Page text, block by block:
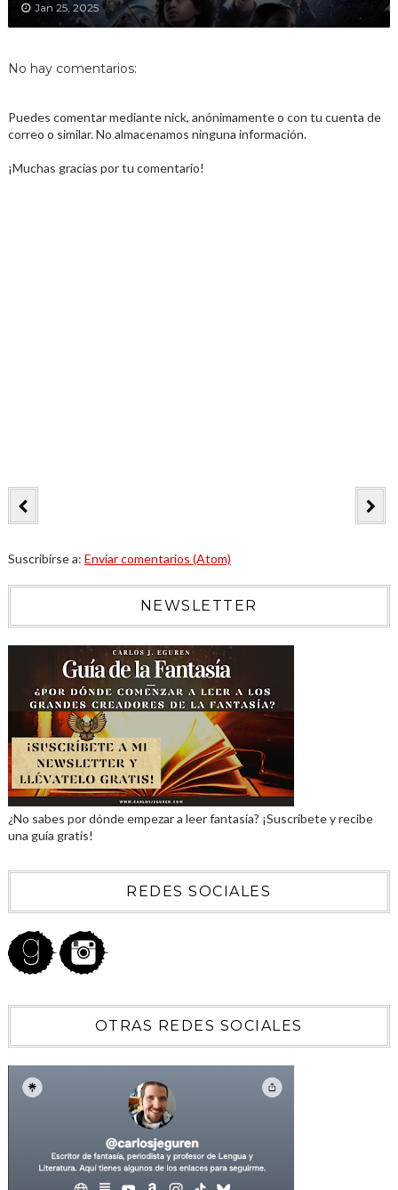
Jan 25, 2025
No hay comentarios:
Puedes comentar mediante nick, anónimamente o con tu cuenta de
correo o similar. No almacenamos ninguna información.
¡Muchas gracias por tu comentario!
Suscribirse a: Enviar comentarios (Atom)
NEWSLETTER
¿No sabes por dónde empezar a leer fantasía? ¡Suscríbete y recibe
una guía gratis!
REDES SOCIALES
OTRAS REDES SOCIALES